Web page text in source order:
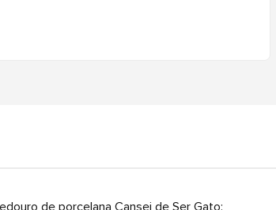
de porcelana Cansei de Ser Gato;